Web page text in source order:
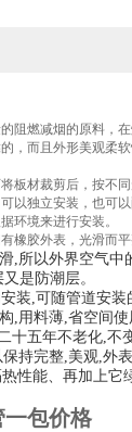
阻燃减烟的原料，
，而且外形美观柔
板材裁剪后，按不
以独立安装，也可
环境来进行安装。
橡胶外表，光滑而
,所以外界空气中
是防潮层。
装,可随管道安装
,用料薄,省空间
十五年不老化,不
持完整,美观,外
性能、再加上它
包价格